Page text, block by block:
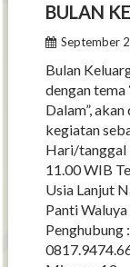
BULAN
September
Bulan
dengan
Dalam”,
kegiatan
Hari/tanggal
11.00 WIB
Usia Lanjut
Panti Waluya
Penghubung